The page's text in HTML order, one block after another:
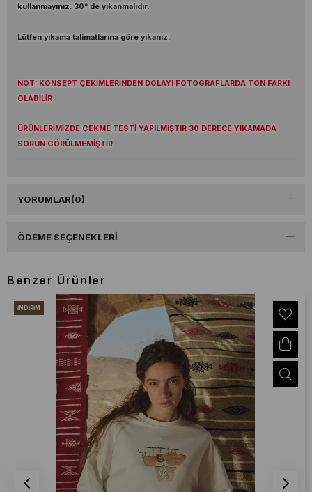
kullanmayınız. 30° de yıkanmalıdır.
Lütfen yıkama talimatlarına göre yıkanız.
NOT: KONSEPT ÇEKİMLERİNDEN DOLAYI FOTOGRAFLARDA TON FARKI
OLABİLİR
ÜRÜNLERİMİZDE ÇEKME TESTİ YAPILMIŞTIR 30 DERECE YIKAMADA
SORUN GÖRÜLMEMİŞTİR
YORUMLAR(0)
ÖDEME SEÇENEKLERI
Benzer Ürünler
İNDIRIM